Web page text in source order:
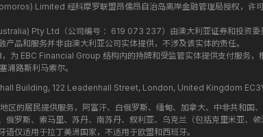
Limited 经科摩罗联盟昂儒昂自治岛离岸金融管理局授权，
Pty Ltd（公司编号 ：619 073 237）由澳大利亚证券和投资
产品和服务并非由澳大利亚公司实体提供，不涉及该实体的责任。
为 EBC Financial Group 结构内的持牌和受监管实体提供支付服务
路斯利马索尔。
Building, 122 Leadenhall Street, London, United Kingdom EC3V
区的居民提供服务，阿富汗、白俄罗斯、缅甸、加拿大、中非共和
俄罗斯、索马里、苏丹、南苏丹、叙利亚、乌克兰（包括克里米亚、
语仅适用于拉丁美洲国家，不适用于欧盟和西班牙。